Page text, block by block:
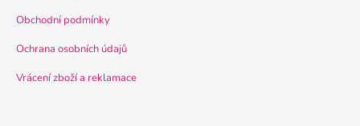
Obchodní podmínky
Ochrana osobních údajů
Vrácení zboží a reklamace